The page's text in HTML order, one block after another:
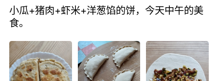
小瓜+猪肉+虾米+洋葱馅的饼，今天中午的美
食。